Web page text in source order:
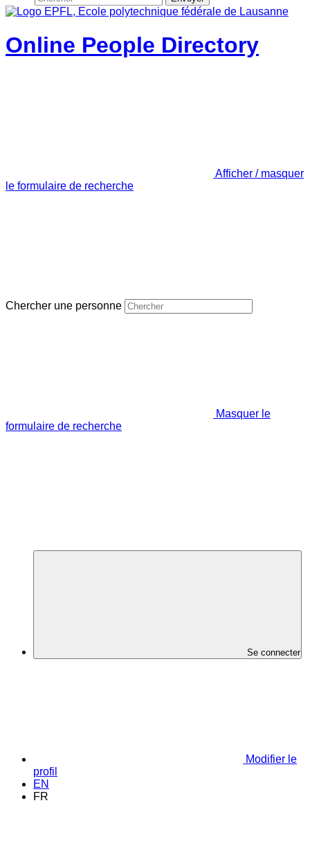
Online People Directory
Afficher / masquer
le formulaire de recherche
Chercher une personne
Masquer le
formulaire de recherche
Se connecter
Modifier le
profil
EN
FR